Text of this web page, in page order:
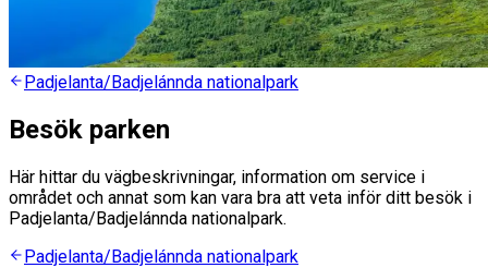
Padjelanta/Badjelánnda nationalpark
Besök parken
Här hittar du vägbeskrivningar, information om service i
området och annat som kan vara bra att veta inför ditt besök i
Padjelanta/Badjelánnda nationalpark.
Padjelanta/Badjelánnda nationalpark